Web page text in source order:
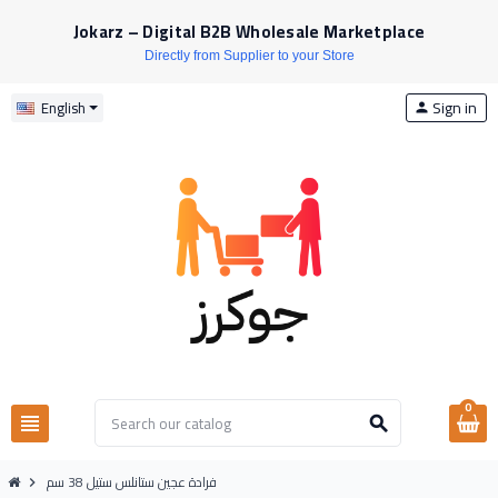
Jokarz – Digital B2B Wholesale Marketplace
Directly from Supplier to your Store
English
view_headline search
person Sign in
0
chevron_right فرادة عجين ستانلس ستيل 38 سم